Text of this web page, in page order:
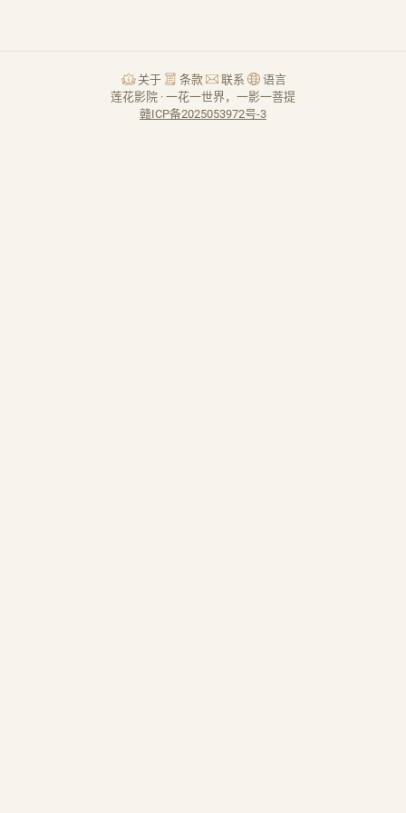
关于 条款 联系
语言
莲花影院 · 一花一世界，一影一菩提
赣ICP备2025053972号-3